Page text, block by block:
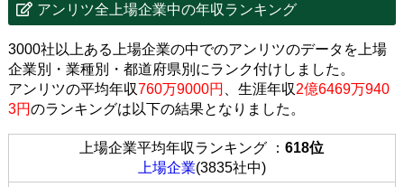
アンリツ全上場企業中の年収ランキング
3000社以上ある上場企業の中でのアンリツのデータを上場
企業別・業種別・都道府県別にランク付けしました。
アンリツの平均年収760万9000円 、生涯年収2億6469万940
3円のランキングは以下の結果となりました。
上場企業平均年収ランキング ：618位
上場企業(3835社中)